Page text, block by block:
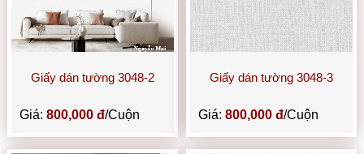
Giấy dán tường 3048-2
Giá:800,000 đ/Cuộn
Giấy dán tường 3048-3
Giá: 800,000 đ/Cuộn